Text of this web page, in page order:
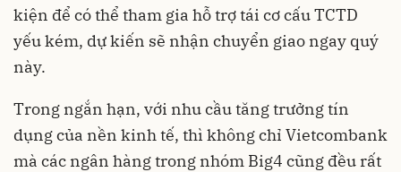
kiện để có thể tham gia hỗ trợ tái cơ cấu TCTD
yếu kém, dự kiến sẽ nhận chuyển giao ngay quý
này.
Trong ngắn hạn, với nhu cầu tăng trưởng tín
dụng của nền kinh tế, thì không chỉ Vietcombank
mà các ngân hàng trong nhóm Big4 cũng đều rất